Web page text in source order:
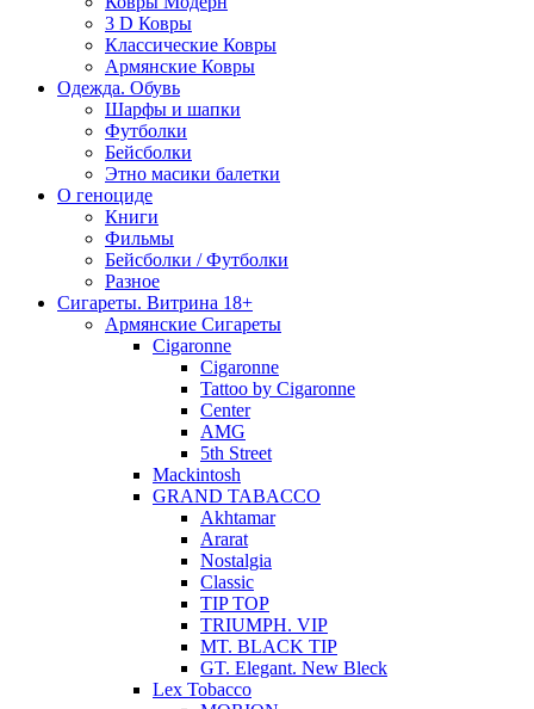
3 D Ковры
Классические Ковры
Армянские Ковры
Одежда. Обувь
Шарфы и шапки
Футболки
Бейсболки
Этно масики балетки
О геноциде
Книги
Фильмы
Бейсболки / Футболки
Разное
Сигареты. Витрина 18+
Армянские Сигареты
Cigaronne
Cigaronne
Tattoo by Cigaronne
Center
AMG
5th Street
Mackintosh
GRAND TABACCO
Akhtamar
Ararat
Nostalgia
Classic
TIP TOP
TRIUMPH. VIP
MT. BLACK TIP
GT. Elegant. New Bleck
Lex Tobacco